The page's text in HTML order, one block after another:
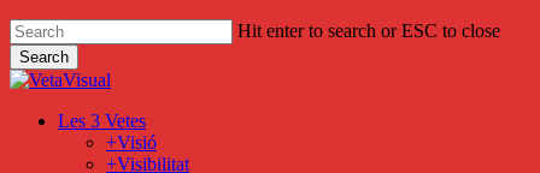
Hit enter to search or ESC to close
Search
Close
search
Menu
Les 3 Vetes
+Visió
+Visibilitat